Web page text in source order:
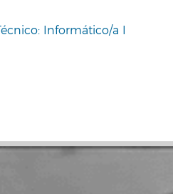
Informático/a I